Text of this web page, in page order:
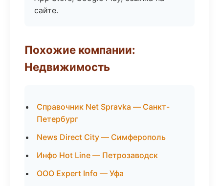
сайте.
Похожие компании:
Недвижимость
Справочник Net Spravka — Санкт-
Петербург
News Direct City — Симферополь
Инфо Hot Line — Петрозаводск
ООО Expert Info — Уфа